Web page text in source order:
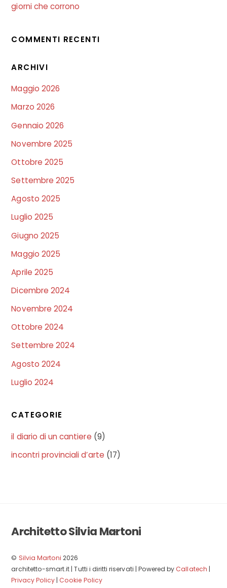
giorni che corrono
COMMENTI RECENTI
ARCHIVI
Maggio 2026
Marzo 2026
Gennaio 2026
Novembre 2025
Ottobre 2025
Settembre 2025
Agosto 2025
Luglio 2025
Giugno 2025
Maggio 2025
Aprile 2025
Dicembre 2024
Novembre 2024
Ottobre 2024
Settembre 2024
Agosto 2024
Luglio 2024
CATEGORIE
il diario di un cantiere (9)
incontri provinciali d’arte (17)
Back
Architetto Silvia Martoni
© Silvia Martoni 2026
architetto-smart.it | Tutti i diritti riservati | Powered byCallatech |
Privacy Policy |Cookie Policy